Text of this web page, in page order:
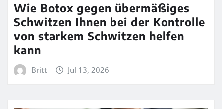
Wie Botox gegen übermäßiges
Schwitzen Ihnen bei der Kontrolle
von starkem Schwitzen helfen
kann
Britt Jul 13, 2026